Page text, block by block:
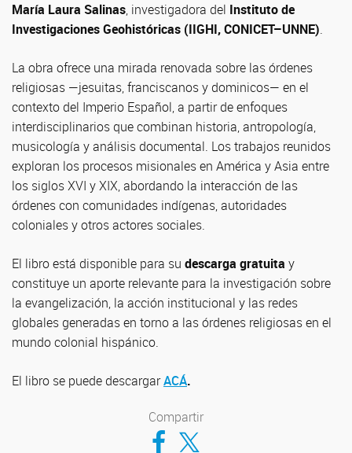
María Laura Salinas, investigadora del Instituto de
Investigaciones Geohistóricas (IIGHI, CONICET–UNNE).
La obra ofrece una mirada renovada sobre las órdenes
religiosas —jesuitas, franciscanos y dominicos— en el
contexto del Imperio Español, a partir de enfoques
interdisciplinarios que combinan historia, antropología,
musicología y análisis documental. Los trabajos reunidos
exploran los procesos misionales en América y Asia entre
los siglos XVI y XIX, abordando la interacción de las
órdenes con comunidades indígenas, autoridades
coloniales y otros actores sociales.
El libro está disponible para su descarga gratuita y
constituye un aporte relevante para la investigación sobre
la evangelización, la acción institucional y las redes
globales generadas en torno a las órdenes religiosas en el
mundo colonial hispánico.
El libro se puede descargarACÁ.
Compartir
Compartir en Facebook
Compartir en Twitter